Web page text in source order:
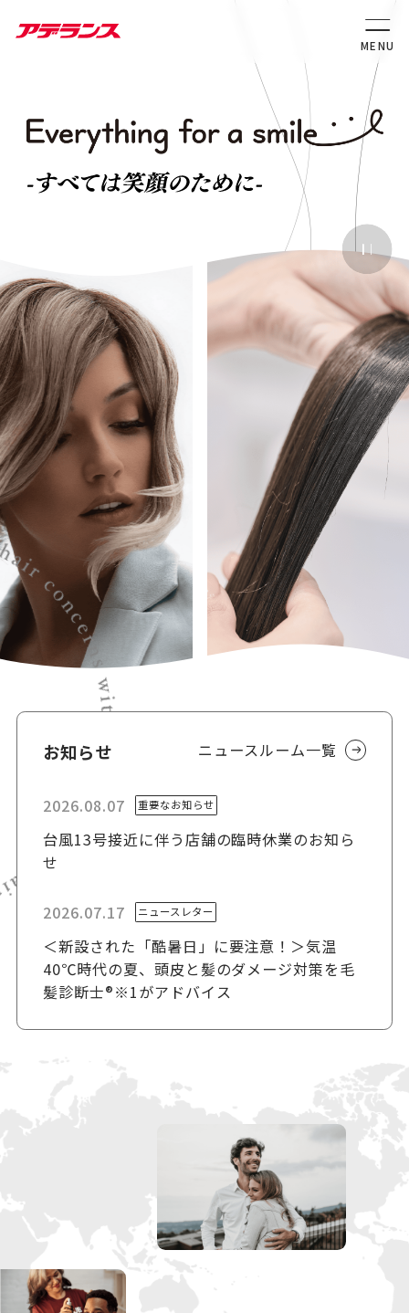
ニュースルーム一覧
お知らせ
2026.08.07 重要なお知らせ
台風13号接近に伴う店舗の臨時休業のお知ら
せ
2026.07.17 ニュースレター
＜新設された「酷暑日」に要注意！＞気温
40℃時代の夏、頭皮と髪のダメージ対策を毛
髪診断士®※1がアドバイス